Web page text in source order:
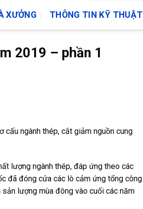
XƯỞNG THÔNG TIN KỸ THUẬT
2019 – phần 1
cấu ngành thép, cắt giảm nguồn cung
lượng ngành thép, đáp ứng theo các
đã đóng cửa các lò cảm ứng tổng công
lượng mùa đông vào cuối các năm